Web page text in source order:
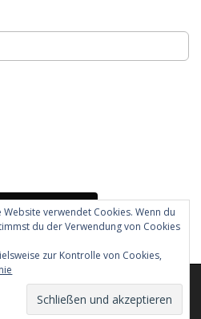
mir auf Instagram
. All Rights Reserved.
Theme bybavotasan.com.
verwendet Cookies. Wenn du
du der Verwendung von Cookies
zur Kontrolle von Cookies,